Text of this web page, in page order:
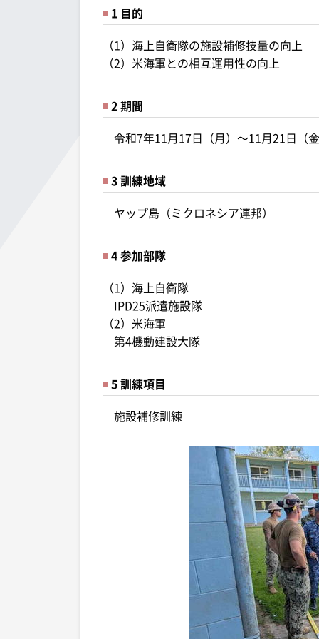
1 目的
（1）海上自衛隊の施設補修技量の向上
（2）米海軍との相互運用性の向上
2 期間
令和7年11月17日（月）～11月21日（
3 訓練地域
ヤップ島（ミクロネシア連邦）
4 参加部隊
（1）海上自衛隊
IPD25派遣施設隊
（2）米海軍
第4機動建設大隊
5 訓練項目
施設補修訓練